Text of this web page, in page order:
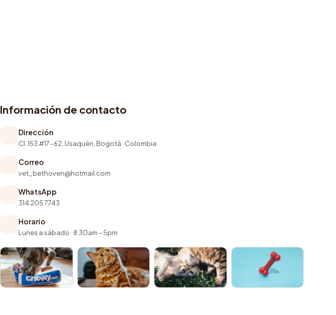
Información de contacto
Dirección
Cl. 153 #17-62, Usaquén, Bogotá · Colombia
Correo
vet_bethoven@hotmail.com
WhatsApp
314 205 7743
Horario
Lunes a sábado · 8:30am – 5pm